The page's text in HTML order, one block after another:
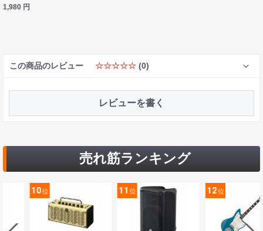
1,980 円
この商品のレビュー ☆☆☆☆☆ (0)
レビューを書く
売れ筋ランキング
12位